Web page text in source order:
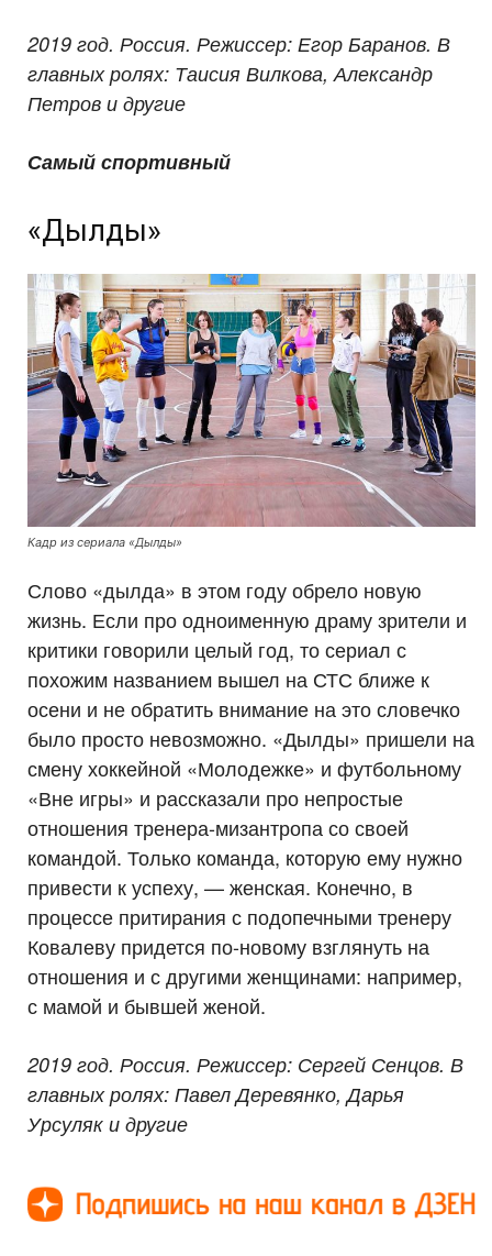
2019 год. Россия. Режиссер: Егор Баранов. В
главных ролях: Таисия Вилкова, Александр
Петров и другие
Самый спортивный
«Дылды»
Кадр из сериала «Дылды»
Слово «дылда» в этом году обрело новую
жизнь. Если про одноименную драму зрители и
критики говорили целый год, то сериал с
похожим названием вышел на СТС ближе к
осени и не обратить внимание на это словечко
было просто невозможно. «Дылды» пришели на
смену хоккейной «Молодежке» и футбольному
«Вне игры» и рассказали про непростые
отношения тренера-мизантропа со своей
командой. Только команда, которую ему нужно
привести к успеху, — женская. Конечно, в
процессе притирания с подопечными тренеру
Ковалеву придется по-новому взглянуть на
отношения и с другими женщинами: например,
с мамой и бывшей женой.
2019 год. Россия. Режиссер: Сергей Сенцов. В
главных ролях: Павел Деревянко, Дарья
Урсуляк и другие